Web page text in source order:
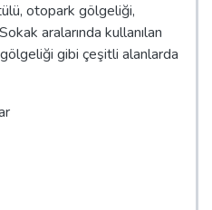
otopark gölgeliği,
aralarında kullanılan
gibi çeşitli alanlarda